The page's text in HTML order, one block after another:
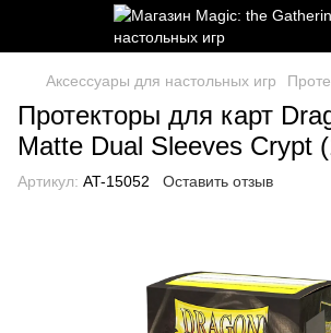
Аксессуары для настольных игр
Протекторы для карт
Matte Dual Sleeves Crypt
Артикул: AT-15052 Оставить отзыв